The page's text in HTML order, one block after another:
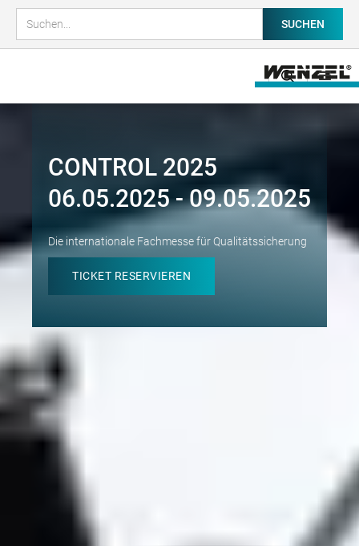
CONTROL 2025
06.05.2025 - 09.05.2025
Die internationale Fachmesse für Qualitätssicherung
TICKET RESERVIEREN